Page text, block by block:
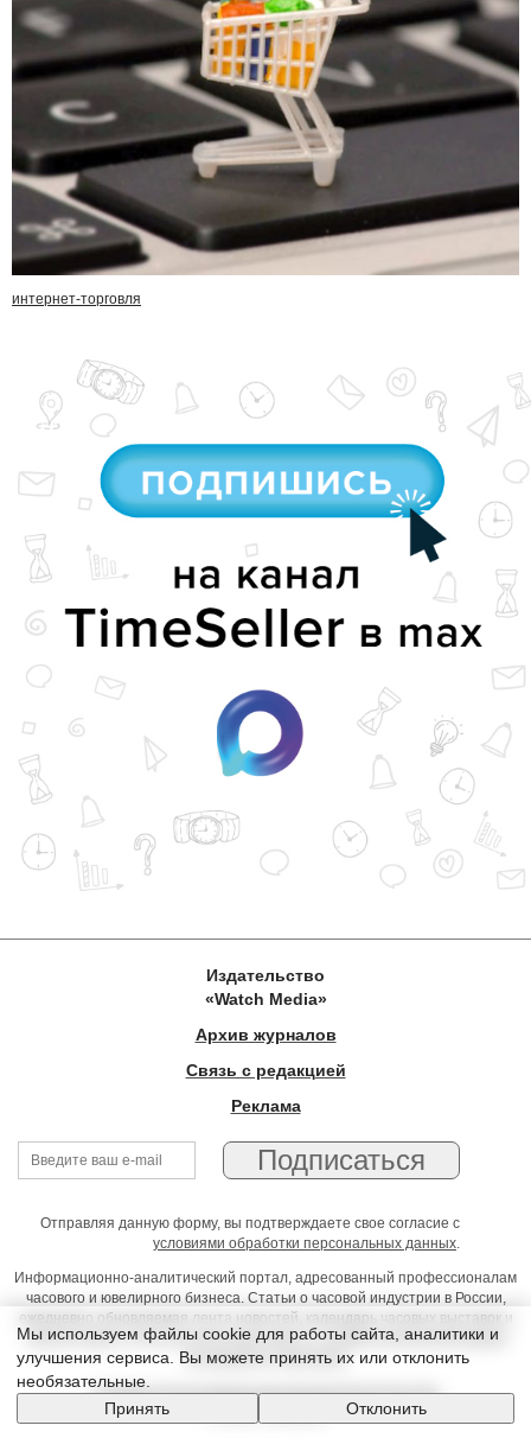
интернет-торговля
Издательство
«Watch Media»
Архив журналов
Связь с редакцией
Реклама
Отправляя данную форму, вы подтверждаете свое согласие с
условиями обработки персональных данных.
Информационно-аналитический портал, адресованный профессионалам
часового и ювелирного бизнеса. Статьи о часовой индустрии в России,
ежедневно обновляемая лента новостей, календарь часовых выставок и
презентаций, on-line консультации юриста, профессиональный форум
часовщиков и ювелиров
Условия использования материалов Издательства
Мы используем файлы cookie для работы сайта, аналитики и
улучшения сервиса. Вы можете принять их или отклонить
необязательные.
Принять
Отклонить